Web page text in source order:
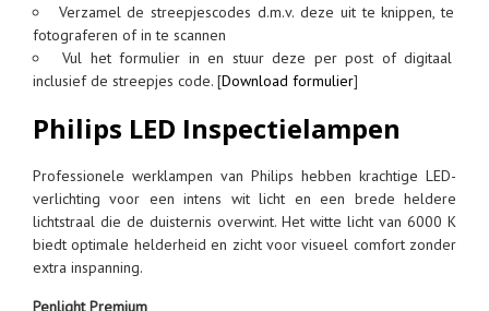
Verzamel de streepjescodes d.m.v. deze uit te knippen, te
fotograferen of in te scannen
Vul het formulier in en stuur deze per post of digitaal
inclusief de streepjes code. [Download formulier]
Philips LED Inspectielampen
Professionele werklampen van Philips hebben krachtige LED-
verlichting voor een intens wit licht en een brede heldere
lichtstraal die de duisternis overwint. Het witte licht van 6000 K
biedt optimale helderheid en zicht voor visueel comfort zonder
extra inspanning.
Penlight Premium